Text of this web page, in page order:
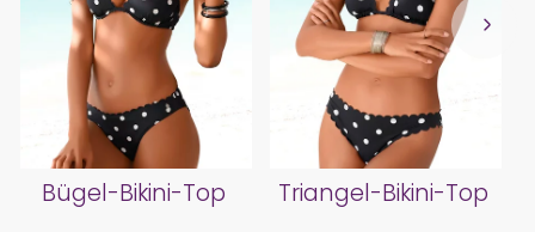
Bügel-Bikini-Top Triangel-Bikini-Top